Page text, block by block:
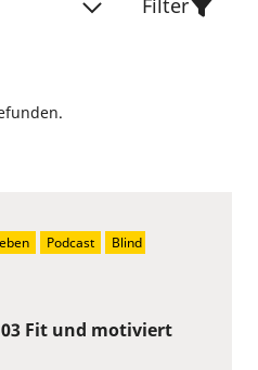
Filter
Fit und motiviert
Podcast
Blind